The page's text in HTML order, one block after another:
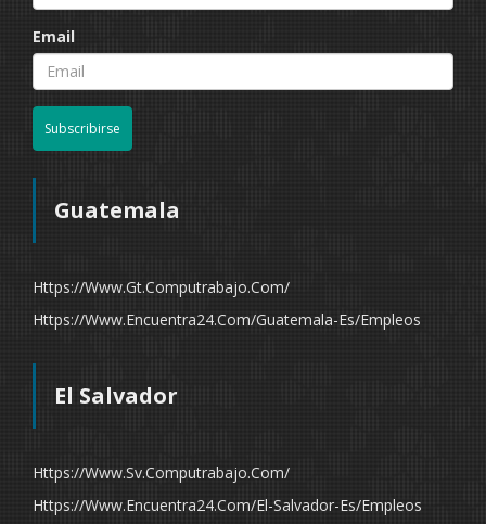
Email
Subscribirse
Guatemala
Https://www.gt.computrabajo.com/
Https://www.encuentra24.com/guatemala-Es/empleos
El Salvador
Https://www.sv.computrabajo.com/
Https://www.encuentra24.com/el-Salvador-Es/empleos